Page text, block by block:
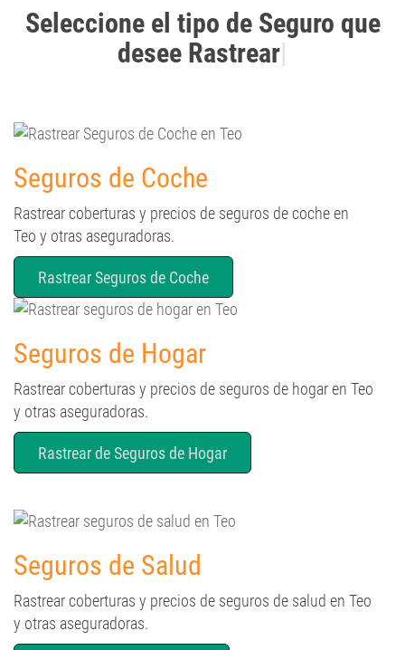
R|
Seguros de Coche
Rastrear coberturas y precios de seguros de coche en
Teo y otras aseguradoras.
Rastrear Seguros de Coche
Seguros de Hogar
Rastrear coberturas y precios de seguros de hogar en Teo
y otras aseguradoras.
Rastrear de Seguros de Hogar
Seguros de Salud
Rastrear coberturas y precios de seguros de salud en Teo
y otras aseguradoras.
Rastrear Seguros de Salud